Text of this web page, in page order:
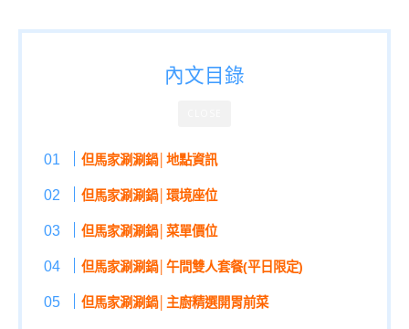
內文目錄
但馬家涮涮鍋│地點資訊
但馬家涮涮鍋│環境座位
但馬家涮涮鍋│菜單價位
但馬家涮涮鍋│午間雙人套餐(平日限定)
但馬家涮涮鍋│主廚精選開胃前菜